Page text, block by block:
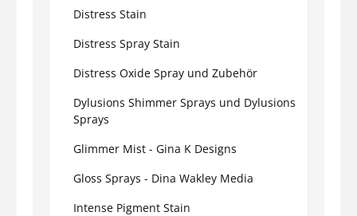
Distress Stain
Distress Spray Stain
Distress Oxide Spray und Zubehör
Dylusions Shimmer Sprays und Dylusions
Sprays
Glimmer Mist - Gina K Designs
Gloss Sprays - Dina Wakley Media
Intense Pigment Stain